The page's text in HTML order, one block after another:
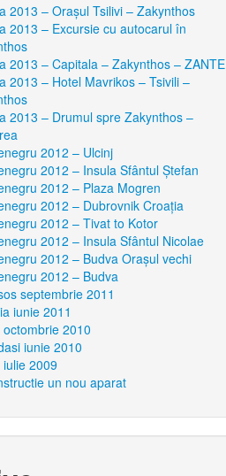
2013 – Orașul Tsilivi – Zakynthos
2013 – Excursie cu autocarul în
2013 – Capitala – Zakynthos – ZANTE
2013 – Hotel Mavrikos – Tsivili –
2013 – Drumul spre Zakynthos –
2012 – Ulcinj
2012 – Insula Sfântul Ştefan
2012 – Plaza Mogren
2012 – Dubrovnik Croaţia
2012 – Tivat to Kotor
2012 – Insula Sfântul Nicolae
2012 – Budva Oraşul vechi
2012 – Budva
septembrie 2011
iunie 2011
2010
iunie 2010
2009
un nou aparat